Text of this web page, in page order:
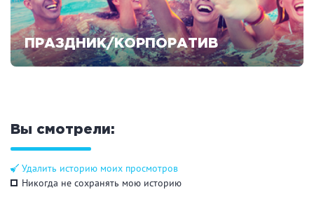
ПРАЗДНИК/КОРПОРАТИВ
Смотреть предложения
Вы смотрели:
Удалить историю моих просмотров
Никогда не сохранять мою историю